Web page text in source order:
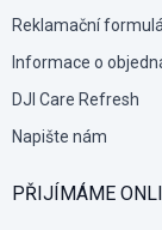
Reklamační
Informace o
DJI Care Refresh
Napište nám
PŘIJÍMÁME